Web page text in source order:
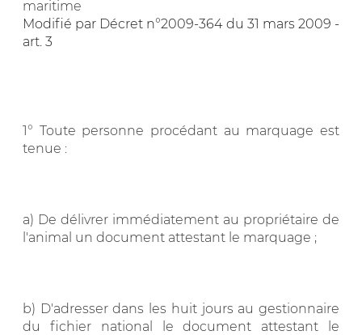
maritime
Modifié par Décret n°2009-364 du 31 mars 2009 -
art. 3
1° Toute personne procédant au marquage est
tenue :
a) De délivrer immédiatement au propriétaire de
l'animal un document attestant le marquage ;
b) D'adresser dans les huit jours au gestionnaire
du fichier national le document attestant le